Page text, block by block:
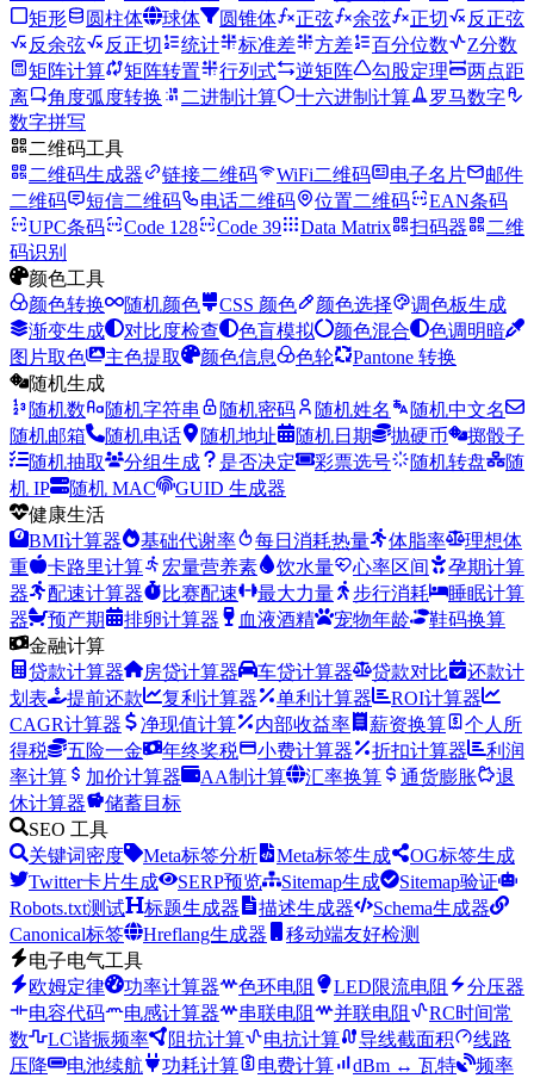
矩形
圆柱体 球体 圆锥体 正弦 余弦 正切
反正弦
反余弦
反正切 统计 标准差 方差 百分位数
Z分数
矩阵计算
矩阵转置 行列式 逆矩阵 勾股定理
两点距
离
角度弧度转换 二进制计算 十六进制计算
罗马数字
数字拼写
二维码工具
二维码生成器
链接二维码 WiFi二维码 电子名片
邮件
二维码
短信二维码 电话二维码 位置二维码
EAN条码
UPC条码
Code 128 Code 39 Data Matrix 扫码器
二维
码识别
颜色工具
颜色转换
随机颜色 CSS 颜色 颜色选择
调色板生成
渐变生成
对比度检查 色盲模拟 颜色混合
色调明暗
图片取色
主色提取 颜色信息 色轮
Pantone 转换
随机生成
随机数
随机字符串 随机密码 随机姓名
随机中文名
随机邮箱
随机电话 随机地址 随机日期 抛硬币
掷骰子
随机抽取
分组生成 是否决定 彩票选号 随机转盘
随
机 IP
随机 MAC
GUID 生成器
健康生活
BMI计算器
基础代谢率 每日消耗热量 体脂率
理想体
重
卡路里计算 宏量营养素 饮水量 心率区间
孕期计算
器
配速计算器 比赛配速 最大力量 步行消耗
睡眠计算
器
预产期 排卵计算器 血液酒精 宠物年龄
鞋码换算
金融计算
贷款计算器
房贷计算器 车贷计算器 贷款对比
还款计
划表
提前还款 复利计算器 单利计算器
ROI计算器
CAGR计算器
净现值计算 内部收益率 薪资换算
个人所
得税
五险一金 年终奖税 小费计算器 折扣计算器
利润
率计算
加价计算器 AA制计算 汇率换算 通货膨胀
退
休计算器
储蓄目标
SEO 工具
关键词密度
Meta标签分析 Meta标签生成
OG标签生成
Twitter卡片生成
SERP预览 Sitemap生成
Sitemap验证
Robots.txt测试
标题生成器 描述生成器
Schema生成器
Canonical标签
Hreflang生成器
移动端友好检测
电子电气工具
欧姆定律
功率计算器 色环电阻 LED限流电阻
分压器
电容代码
电感计算器 串联电阻 并联电阻
RC时间常
数
LC谐振频率 阻抗计算 电抗计算 导线截面积
线路
压降
电池续航 功耗计算 电费计算 dBm ↔ 瓦特
频率